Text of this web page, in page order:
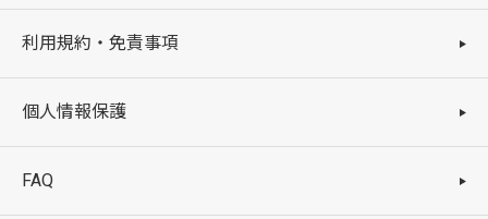
利用規約・免責事項
個人情報保護
FAQ